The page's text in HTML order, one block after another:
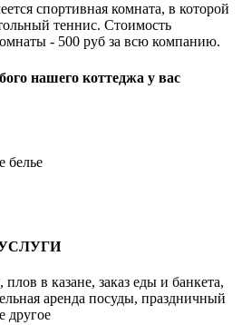
спортивная комната, в которой
теннис. Стоимость
- 500 руб за всю компанию.
нашего коттеджа у вас
белье
в казане, заказ еды и банкета,
аренда посуды, праздничный
другое